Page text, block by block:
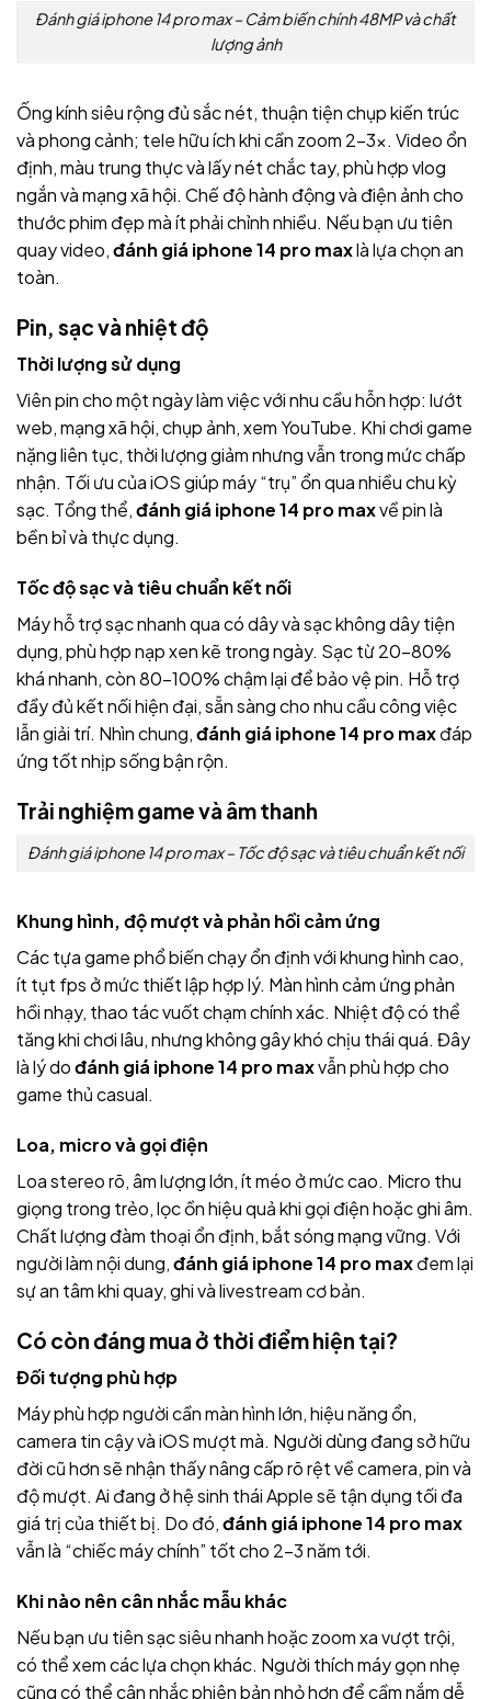
Đánh giá iphone 14 pro max – Cảm biến chính 48MP và chất
lượng ảnh
Ống kính siêu rộng đủ sắc nét, thuận tiện chụp kiến trúc
và phong cảnh; tele hữu ích khi cần zoom 2–3x. Video ổn
định, màu trung thực và lấy nét chắc tay, phù hợp vlog
ngắn và mạng xã hội. Chế độ hành động và điện ảnh cho
thước phim đẹp mà ít phải chỉnh nhiều. Nếu bạn ưu tiên
quay video,đánh giá iphone 14 pro maxlà lựa chọn an
toàn.
Pin, sạc và nhiệt độ
Thời lượng sử dụng
Viên pin cho một ngày làm việc với nhu cầu hỗn hợp: lướt
web, mạng xã hội, chụp ảnh, xem YouTube. Khi chơi game
nặng liên tục, thời lượng giảm nhưng vẫn trong mức chấp
nhận. Tối ưu của iOS giúp máy “trụ” ổn qua nhiều chu kỳ
sạc. Tổng thể,đánh giá iphone 14 pro maxvề pin là
bền bỉ và thực dụng.
Tốc độ sạc và tiêu chuẩn kết nối
Máy hỗ trợ sạc nhanh qua có dây và sạc không dây tiện
dụng, phù hợp nạp xen kẽ trong ngày. Sạc từ 20–80%
khá nhanh, còn 80–100% chậm lại để bảo vệ pin. Hỗ trợ
đầy đủ kết nối hiện đại, sẵn sàng cho nhu cầu công việc
lẫn giải trí. Nhìn chung,đánh giá iphone 14 pro maxđáp
ứng tốt nhịp sống bận rộn.
Trải nghiệm game và âm thanh
Đánh giá iphone 14 pro max – Tốc độ sạc và tiêu chuẩn kết nối
Khung hình, độ mượt và phản hồi cảm ứng
Các tựa game phổ biến chạy ổn định với khung hình cao,
ít tụt fps ở mức thiết lập hợp lý. Màn hình cảm ứng phản
hồi nhạy, thao tác vuốt chạm chính xác. Nhiệt độ có thể
tăng khi chơi lâu, nhưng không gây khó chịu thái quá. Đây
là lý dođánh giá iphone 14 pro maxvẫn phù hợp cho
game thủ casual.
Loa, micro và gọi điện
Loa stereo rõ, âm lượng lớn, ít méo ở mức cao. Micro thu
giọng trong trẻo, lọc ồn hiệu quả khi gọi điện hoặc ghi âm.
Chất lượng đàm thoại ổn định, bắt sóng mạng vững. Với
người làm nội dung,đánh giá iphone 14 pro maxđem lại
sự an tâm khi quay, ghi và livestream cơ bản.
Có còn đáng mua ở thời điểm hiện tại?
Đối tượng phù hợp
Máy phù hợp người cần màn hình lớn, hiệu năng ổn,
camera tin cậy và iOS mượt mà. Người dùng đang sở hữu
đời cũ hơn sẽ nhận thấy nâng cấp rõ rệt về camera, pin và
độ mượt. Ai đang ở hệ sinh thái Apple sẽ tận dụng tối đa
giá trị của thiết bị. Do đó,đánh giá iphone 14 pro max
vẫn là “chiếc máy chính” tốt cho 2–3 năm tới.
Khi nào nên cân nhắc mẫu khác
Nếu bạn ưu tiên sạc siêu nhanh hoặc zoom xa vượt trội,
có thể xem các lựa chọn khác. Người thích máy gọn nhẹ
cũng có thể cân nhắc phiên bản nhỏ hơn để cầm nắm dễ